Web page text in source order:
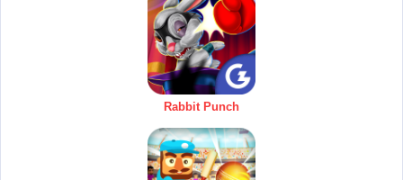
Rabbit Punch